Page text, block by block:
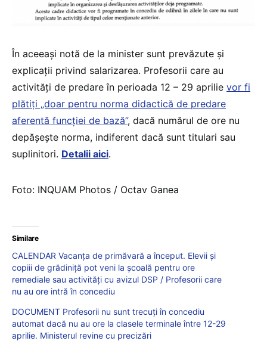
În aceeași notă de la minister sunt prevăzute și
explicații privind salarizarea. Profesorii care au
activități de predare în perioada 12 – 29 aprilie vor fi
plătiți „doar pentru norma didactică de predare
aferentă funcției de bază”, dacă numărul de ore nu
depășește norma, indiferent dacă sunt titulari sau
suplinitori. Detalii aici.
Foto: INQUAM Photos / Octav Ganea
Similare
CALENDAR Vacanța de primăvară a început. Elevii și
copiii de grădiniță pot veni la școală pentru ore
remediale sau activități cu avizul DSP / Profesorii care
nu au ore intră în concediu
DOCUMENT Profesorii nu sunt trecuți în concediu
automat dacă nu au ore la clasele terminale între 12-29
aprilie. Ministerul revine cu precizări